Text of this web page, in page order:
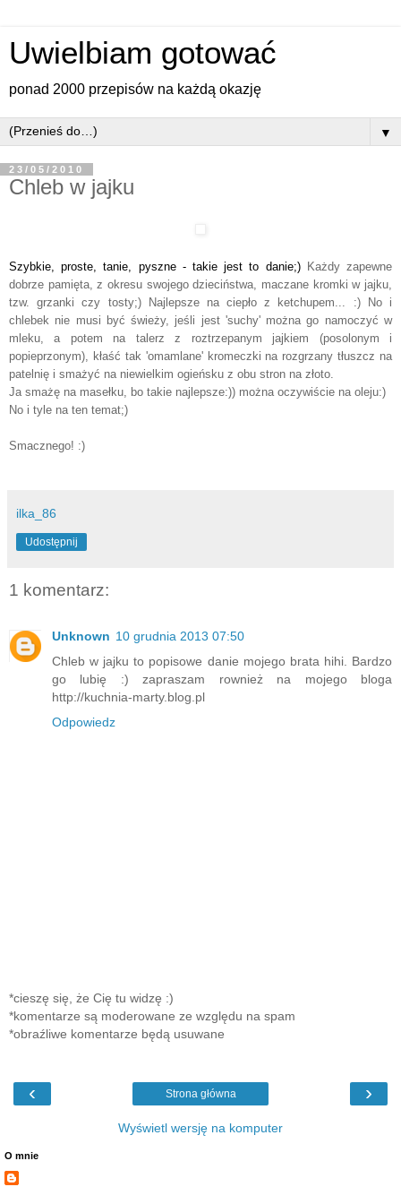
Uwielbiam gotować
ponad 2000 przepisów na każdą okazję
▼
23/05/2010
Chleb w jajku
Szybkie, proste, tanie, pyszne - takie jest to danie;)
Każdy zapewne
dobrze pamięta, z okresu swojego dzieciństwa, maczane kromki w jajku,
tzw. grzanki czy tosty;) Najlepsze na ciepło z ketchupem... :) No i
chlebek nie musi być świeży, jeśli jest 'suchy' można go namoczyć w
mleku, a potem na talerz z roztrzepanym jajkiem (posolonym i
popieprzonym), kłaść tak 'omamlane' kromeczki na rozgrzany tłuszcz na
patelnię i smażyć na niewielkim ogieńsku z obu stron na złoto.
Ja smażę na masełku, bo takie najlepsze:)) można oczywiście na oleju:)
No i tyle na ten temat;)
Smacznego! :)
ilka_86
Udostępnij
1 komentarz:
Unknown 10 grudnia 2013 07:50
Chleb w jajku to popisowe danie mojego brata hihi. Bardzo
go lubię :) zapraszam rownież na mojego bloga
http://kuchnia-marty.blog.pl
Odpowiedz
*cieszę się, że Cię tu widzę :)
*komentarze są moderowane ze względu na spam
*obraźliwe komentarze będą usuwane
‹ ›
Strona główna
Wyświetl wersję na komputer
O mnie